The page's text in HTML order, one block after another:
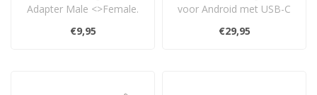
Adapter Male <>Female.
€9,95
voor Android met USB-C
€29,95